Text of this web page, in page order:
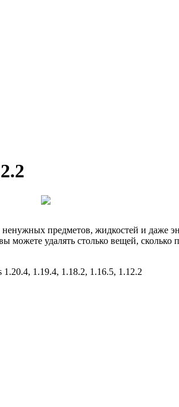
предметов, жидкостей и даже
удалять столько вещей, сколько